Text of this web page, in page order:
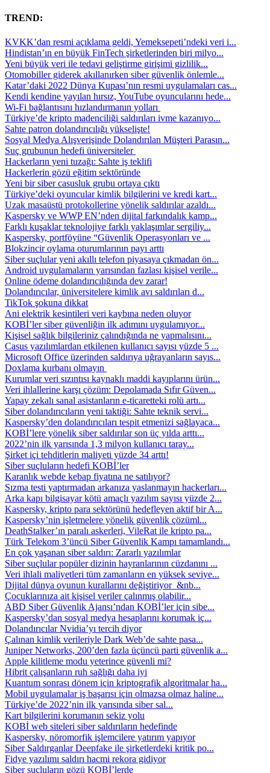
TREND:
KVKK’dan resmi açıklama geldi, Yemeksepeti’ndeki veri i...
Hindistan’ın en büyük FinTech şirketlerinden biri milyo...
Yeni büyük veri ile tedavi geliştirme girişimi gizlilik...
Otomobiller giderek akıllanırken siber güvenlik önlemle...
Katar’daki 2022 Dünya Kupası’nın resmi uygulamaları cas...
Kendi kendine yayılan hırsız, YouTube oyuncularını hede...
Wi-Fi bağlantısını hızlandırmanın yolları
Türkiye’de kripto madenciliği saldırıları ivme kazanıyo...
Sahte patron dolandırıcılığı yükselişte!
Sosyal Medya Alışverişinde Dolandırılan Müşteri Parasın...
Suç grubunun hedefi üniversiteler
Hackerların yeni tuzağı: Sahte iş teklifi
Hackerlerin gözü eğitim sektöründe
Yeni bir siber casusluk grubu ortaya çıktı
Türkiye’deki oyuncular kimlik bilgilerini ve kredi kart...
Uzak masaüstü protokollerine yönelik saldırılar azaldı...
Kaspersky ve WWP EN’nden dijital farkındalık kamp...
Farklı kuşaklar teknolojiye farklı yaklaşımlar sergiliy...
Kaspersky, portföyüne “Güvenlik Operasyonları ve ...
Blokzincir oylama oturumlarının payı arttı
Siber suçlular yeni akıllı telefon piyasaya çıkmadan ön...
Android uygulamaların yarısından fazlası kişisel verile...
Online ödeme dolandırıcılığında dev zarar!
Dolandırıcılar, üniversitelere kimlik avı saldırıları d...
TikTok şokuna dikkat
Ani elektrik kesintileri veri kaybına neden oluyor
KOBİ’ler siber güvenliğin ilk adımını uygulamıyor...
Kişisel sağlık bilgileriniz çalındığında ne yapmalısını...
Casus yazılımlardan etkilenen kullanıcı sayısı yüzde 5 ...
Microsoft Office üzerinden saldırıya uğrayanların sayıs...
Doxlama kurbanı olmayın
Kurumlar veri sızıntısı kaynaklı maddi kayıplarını ürün...
Veri ihlallerine karşı çözüm: Depolamada Sıfır Güven...
Yapay zekalı sanal asistanların e-ticaretteki rolü artı...
Siber dolandırıcıların yeni taktiği: Sahte teknik servi...
Kaspersky’den dolandırıcıları tespit etmenizi sağlayaca...
KOBİ’lere yönelik siber saldırılar son üç yılda arttı...
2022’nin ilk yarısında 1,3 milyon kullanıcı taray...
Şirket içi tehditlerin maliyeti yüzde 34 arttı!
Siber suçluların hedefi KOBİ’ler
Karanlık webde kebap fiyatına ne satılıyor?
Sızma testi yaptırmadan arkanıza yaslanmayın hackerları...
Arka kapı bilgisayar kötü amaçlı yazılım sayısı yüzde 2...
Kaspersky, kripto para sektörünü hedefleyen aktif bir A...
Kaspersky’nin işletmelere yönelik güvenlik çözüml...
DeathStalker’ın paralı askerleri, VileRat ile kripto pa...
Türk Telekom 3’üncü Siber Güvenlik Kampı tamamlandı...
En çok yaşanan siber saldırı: Zararlı yazılımlar
Siber suçlular popüler dizinin hayranlarının cüzdanını ...
Veri ihlali maliyetleri tüm zamanların en yüksek seviye...
Dijital dünya oyunun kurallarını değiştiriyor &nb...
Çocuklarınıza ait kişisel veriler çalınmış olabilir...
ABD Siber Güvenlik Ajansı’ndan KOBİ’ler için sibe...
Kaspersky’dan sosyal medya hesaplarını korumak iç...
Dolandırıcılar Nvidia’yı tercih diyor
Çalınan kimlik verileriyle Dark Web’de sahte pasa...
Juniper Networks, 200’den fazla üçüncü parti güvenlik a...
Apple kilitleme modu yeterince güvenli mi?
Hibrit çalışanların ruh sağlığı daha iyi
Kuantum sonrası dönem için kriptografik algoritmalar ha...
Mobil uygulamalar iş başarısı için olmazsa olmaz haline...
Türkiye’de 2022’nin ilk yarısında siber sal...
Kart bilgilerini korumanın sekiz yolu
KOBİ web siteleri siber saldırıların hedefinde
Kaspersky, nöromorfik işlemcilere yatırım yapıyor
Siber Saldırganlar Deepfake ile şirketlerdeki kritik po...
Fidye yazılımı saldırı hacmi rekora gidiyor
Siber suçluların gözü KOBİ’lerde